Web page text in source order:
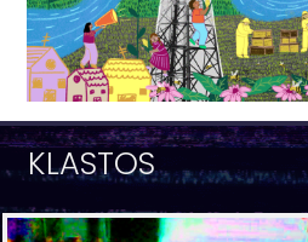
KLASTOS